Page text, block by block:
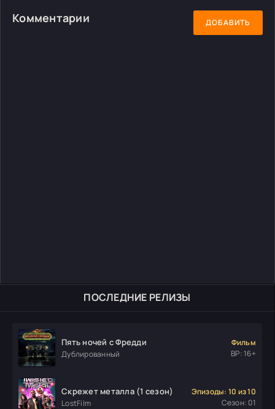
ПОСЛЕДНИЕ РЕЛИЗЫ
Пять ночей с Фредди
Дублированный
Фильм
ВР: 16+
Скрежет металла (1 сезон)
LostFilm
Эпизоды: 10 из 10
Сезон: 01
Комментарии ДОБАВИТЬ